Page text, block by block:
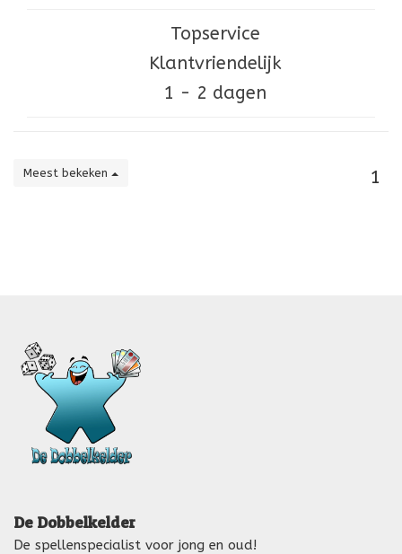
Topservice
Klantvriendelijk
1 - 2 dagen
Meest bekeken 1
De Dobbelkelder
De spellenspecialist voor jong en oud!